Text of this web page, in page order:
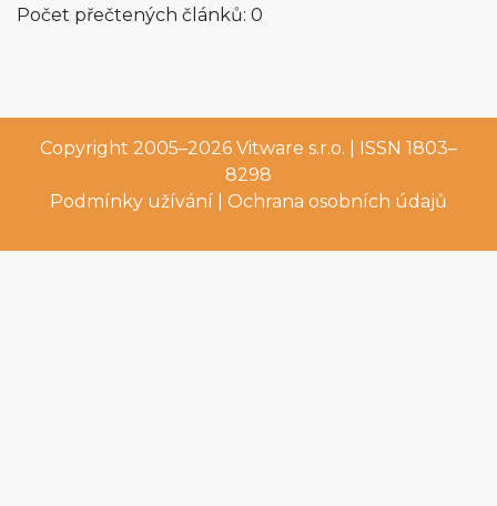
Počet přečtených článků: 0
Copyright 2005–2026 Vitware s.r.o. | ISSN 1803–
8298
Podmínky užívání
Ochrana osobních údajů